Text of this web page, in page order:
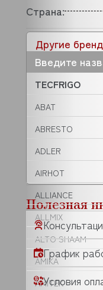
Другие
TECFRIGO
ABAT
ABRESTO
ADLER
AIRHOT
ALLIANCE
ALLMIX
ALTO SHAAM
AMIKA
AMITEK
Страна:
Полезная
График
Условия